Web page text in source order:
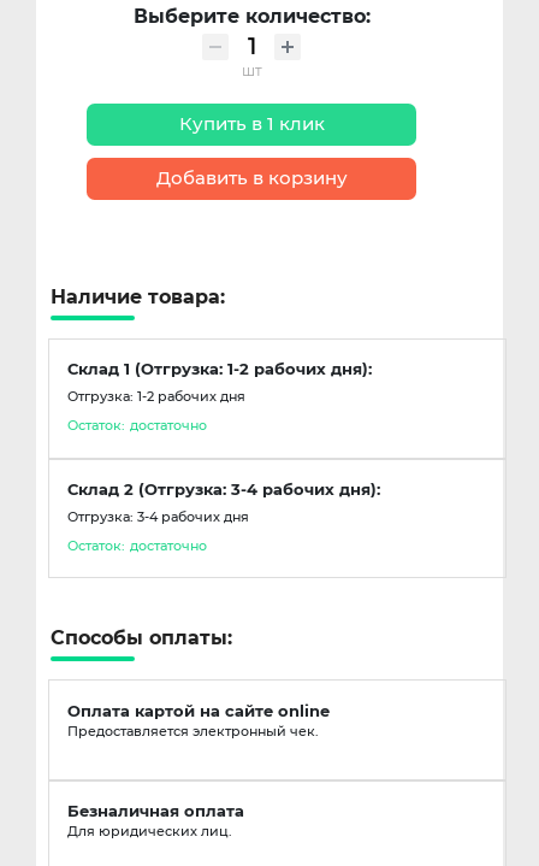
Выберите количество:
шт
Купить в 1 клик
Добавить в корзину
Наличие товара:
Склад 1 (Отгрузка: 1-2 рабочих дня):
Отгрузка: 1-2 рабочих дня
Остаток: достаточно
Склад 2 (Отгрузка: 3-4 рабочих дня):
Отгрузка: 3-4 рабочих дня
Остаток: достаточно
Способы оплаты:
Оплата картой на сайте online
Предоставляется электронный чек.
Безналичная оплата
Для юридических лиц.